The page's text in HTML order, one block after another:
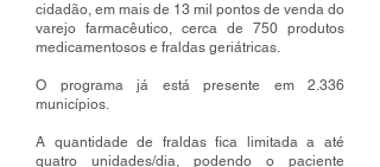
cidadão, em mais de 13 mil pontos de venda do
varejo farmacêutico, cerca de 750 produtos
medicamentosos e fraldas geriátricas.
O programa já está presente em 2.336
municípios.
A quantidade de fraldas fica limitada a até
quatro unidades/dia, podendo o paciente